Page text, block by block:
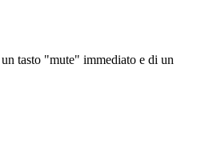
tasto "mute" immediato e di un